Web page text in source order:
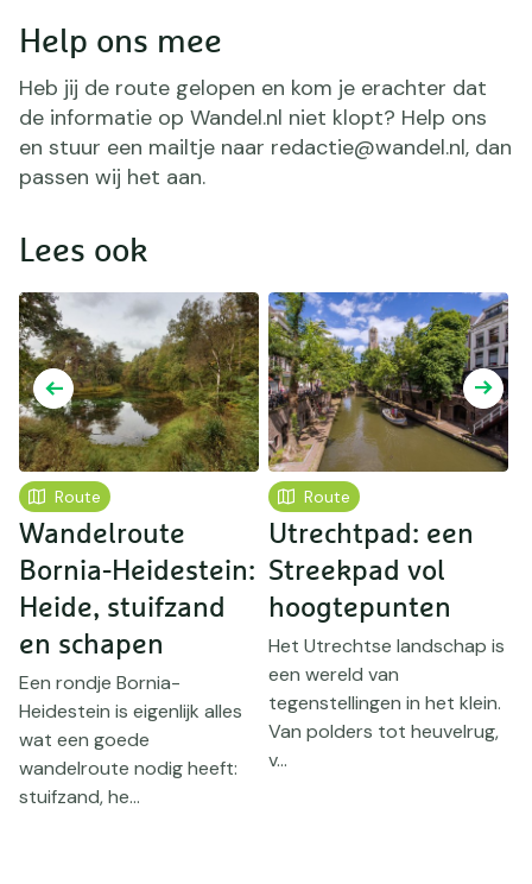
Help ons mee
Heb jij de route gelopen en kom je erachter dat
de informatie op Wandel.nl niet klopt? Help ons
en stuur een mailtje naar redactie@wandel.nl, dan
passen wij het aan.
Lees ook
Route
Wandelroute
Bornia-Heidestein:
Heide, stuifzand
en schapen
Een rondje Bornia-
Heidestein is eigenlijk alles
wat een goede
wandelroute nodig heeft:
stuifzand, he...
Route
Utrechtpad: een
Streekpad vol
hoogtepunten
Het Utrechtse landschap is
een wereld van
tegenstellingen in het klein.
Van polders tot heuvelrug,
v...